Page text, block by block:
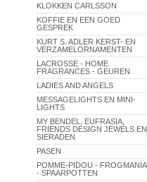
KLOKKEN CARLSSON
KOFFIE EN EEN GOED
GESPREK
KURT S. ADLER KERST- EN
VERZAMELORNAMENTEN
LACROSSE - HOME
FRAGRANCES - GEUREN
LADIES AND ANGELS
MESSAGELIGHTS EN MINI-
LIGHTS
MY BENDEL, EUFRASIA,
FRIENDS DESIGN JEWELS EN
SIERADEN
PASEN
POMME-PIDOU - FROGMANIA
- SPAARPOTTEN